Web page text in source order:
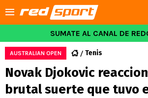
SUMATE AL CANAL DE
AUSTRALIAN OPEN Tenis
Novak Djokovic
brutal suerte que tuvo